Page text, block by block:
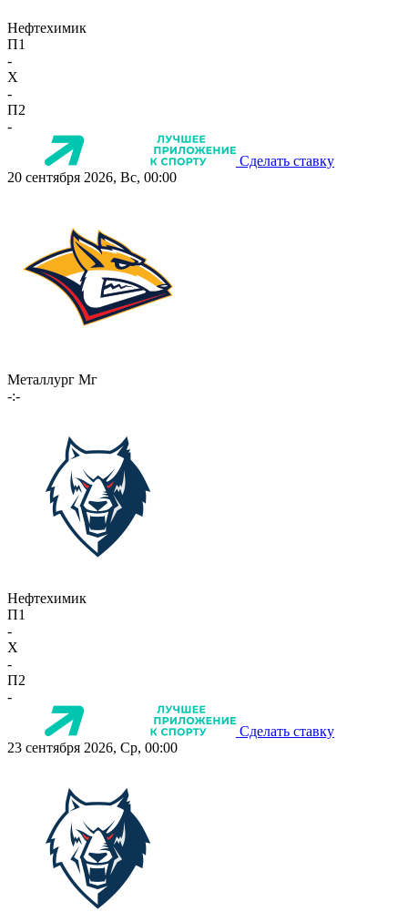
Нефтехимик
П1
-
X
-
П2
-
Сделать ставку
20 сентября 2026, Вс, 00:00
Металлург Мг
-:-
Нефтехимик
П1
-
X
-
П2
-
Сделать ставку
23 сентября 2026, Ср, 00:00